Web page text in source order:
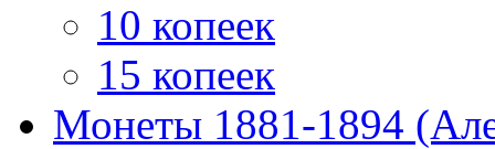
10 копеек
15 копеек
Монеты 1881-1894